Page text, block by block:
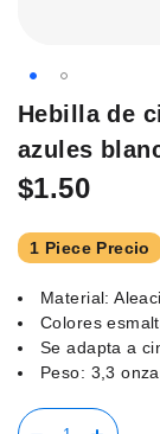
Saltar
principio
de
la
galería
de
Hebilla de
azules
$1.50
1 Piece Precio
Material:
Colores
Se adapta a
Peso: 3,3